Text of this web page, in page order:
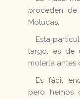
proceden
Molucas.
Esta
largo, es de
molerla antes
Es fácil
pero hemos